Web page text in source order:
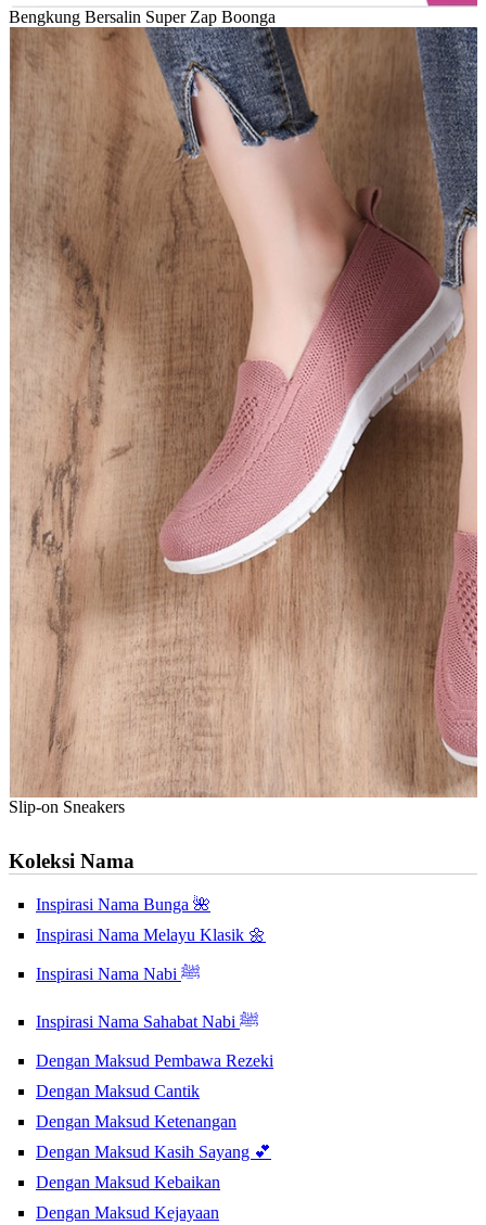
Bengkung Bersalin Super Zap Boonga
Slip-on Sneakers
Koleksi Nama
Inspirasi Nama Bunga 🌺
Inspirasi Nama Melayu Klasik 🌼
Inspirasi Nama Nabi ﷺ
Inspirasi Nama Sahabat Nabi ﷺ
Dengan Maksud Pembawa Rezeki
Dengan Maksud Cantik
Dengan Maksud Ketenangan
Dengan Maksud Kasih Sayang 💕
Dengan Maksud Kebaikan
Dengan Maksud Kejayaan